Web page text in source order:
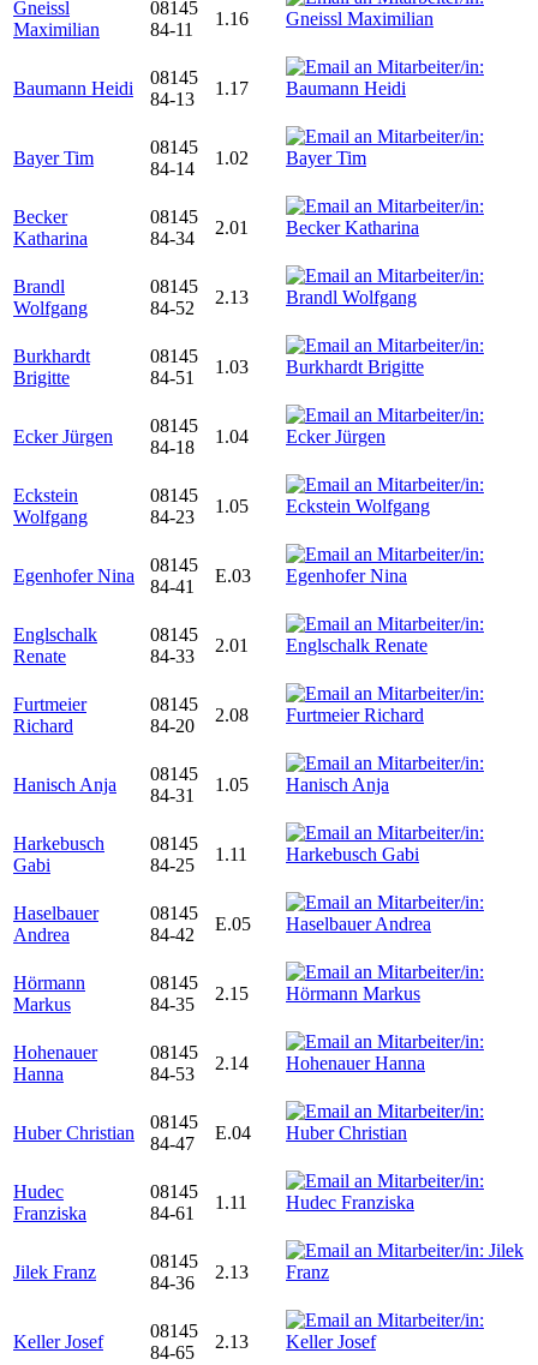
Gneissl
Maximilian
08145
84-11
1.16
Baumann Heidi
08145
84-13
1.17
Bayer Tim
08145
84-14
1.02
Becker
Katharina
08145
84-34
2.01
Brandl
Wolfgang
08145
84-52
2.13
Burkhardt
Brigitte
08145
84-51
1.03
Ecker Jürgen
08145
84-18
1.04
Eckstein
Wolfgang
08145
84-23
1.05
Egenhofer Nina
08145
84-41
E.03
Englschalk
Renate
08145
84-33
2.01
Furtmeier
Richard
08145
84-20
2.08
Hanisch Anja
08145
84-31
1.05
Harkebusch
Gabi
08145
84-25
1.11
Haselbauer
Andrea
08145
84-42
E.05
Hörmann
Markus
08145
84-35
2.15
Hohenauer
Hanna
08145
84-53
2.14
Huber Christian
08145
84-47
E.04
Hudec
Franziska
08145
84-61
1.11
Jilek Franz
08145
84-36
2.13
Keller Josef
08145
84-65
2.13